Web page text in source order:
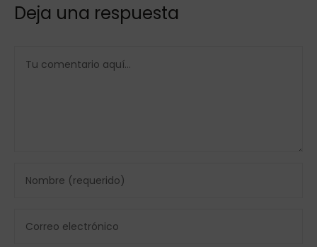
Deja una respuesta